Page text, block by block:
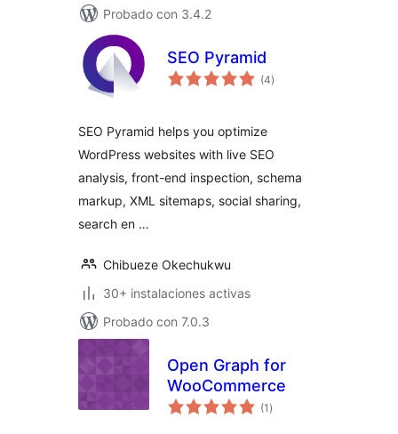
Probado con 3.4.2
SEO Pyramid
(4total
de
)
SEO Pyramid helps you optimize
WordPress websites with live SEO
analysis, front-end inspection, schema
markup, XML sitemaps, social sharing,
search en …
Chibueze Okechukwu
30+ instalaciones activas
Probado con 7.0.3
Open Graph for
WooCommerce
(1 total
de
)